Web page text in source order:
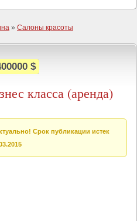
» Салоны красоты
$
класса (аренда)
Срок публикации истек